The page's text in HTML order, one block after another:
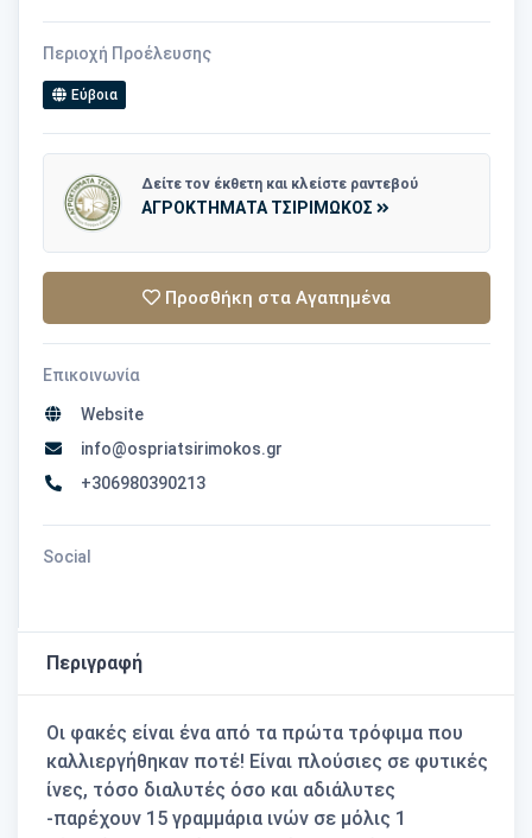
Περιοχή Προέλευσης
Εύβοια
Δείτε τον έκθετη και κλείστε ραντεβού
ΑΓΡΟΚΤΗΜΑΤΑ ΤΣΙΡΙΜΩΚΟΣ
Προσθήκη στα Αγαπημένα
Επικοινωνία
Website
info@ospriatsirimokos.gr
+306980390213
Social
Περιγραφή
Οι φακές είναι ένα από τα πρώτα τρόφιμα που
καλλιεργήθηκαν ποτέ! Είναι πλούσιες σε φυτικές
ίνες, τόσο διαλυτές όσο και αδιάλυτες
-παρέχουν 15 γραμμάρια ινών σε μόλις 1